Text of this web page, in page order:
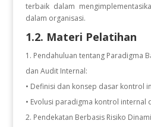
terbaik dalam
dalam organisasi.
1.2. Materi Pelatihan
Pendahuluan tentang Paradigma
dan Audit Internal:
• Definisi dan konsep dasar kontrol
• Evolusi paradigma kontrol internal
2. Pendekatan Berbasis Risiko